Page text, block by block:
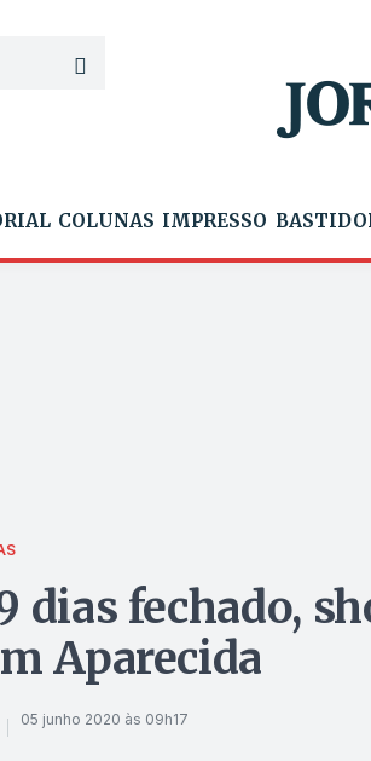
COLUNAS IMPRESSO
dias fechado,
Aparecida
05 junho 2020 às 09h17